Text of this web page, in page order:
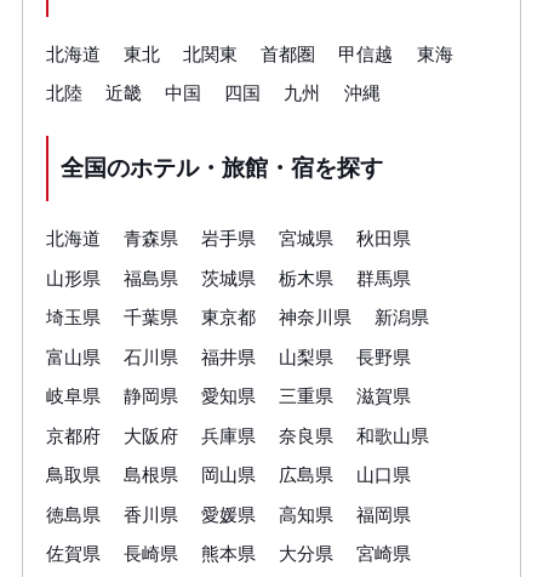
北海道 東北 北関東 首都圏 甲信越
東海
北陸
近畿 中国 四国 九州 沖縄
全国のホテル・旅館・宿を探す
北海道 青森県 岩手県 宮城県
秋田県
山形県
福島県 茨城県 栃木県
群馬県
埼玉県
千葉県 東京都 神奈川県
新潟県
富山県
石川県 福井県 山梨県
長野県
岐阜県
静岡県 愛知県 三重県
滋賀県
京都府
大阪府 兵庫県 奈良県
和歌山県
鳥取県
島根県 岡山県 広島県
山口県
徳島県
香川県 愛媛県 高知県
福岡県
佐賀県
長崎県 熊本県 大分県 宮崎県